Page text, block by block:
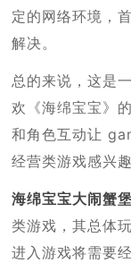
定的网络环境，
解决。
总的来说，这是
欢《海绵宝宝》
和角色互动让
经营类游戏感兴
海绵宝宝大闹蟹
类游戏，其总体
进入游戏将需要